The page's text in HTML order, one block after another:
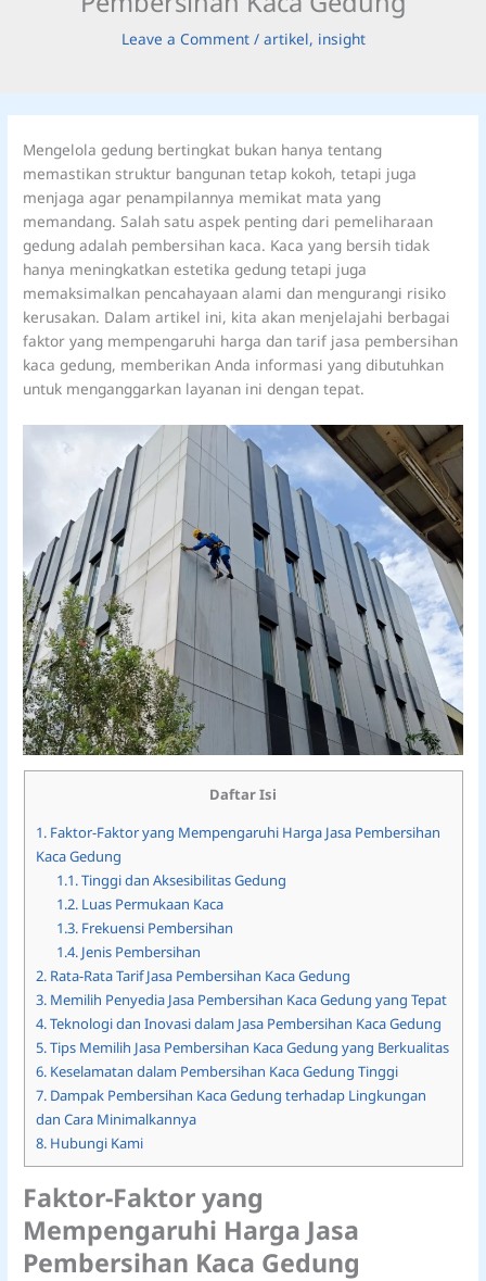
Leave a Comment / artikel, insight
Mengelola gedung bertingkat bukan hanya tentang
memastikan struktur bangunan tetap kokoh, tetapi juga
menjaga agar penampilannya memikat mata yang
memandang. Salah satu aspek penting dari pemeliharaan
gedung adalah pembersihan kaca. Kaca yang bersih tidak
hanya meningkatkan estetika gedung tetapi juga
memaksimalkan pencahayaan alami dan mengurangi risiko
kerusakan. Dalam artikel ini, kita akan menjelajahi berbagai
faktor yang mempengaruhi harga dan tarif jasa pembersihan
kaca gedung, memberikan Anda informasi yang dibutuhkan
untuk menganggarkan layanan ini dengan tepat.
Daftar Isi
1.Faktor-Faktor yang Mempengaruhi Harga Jasa Pembersihan
Kaca Gedung
1.1.Tinggi dan Aksesibilitas Gedung
1.2.Luas Permukaan Kaca
1.3.Frekuensi Pembersihan
1.4.Jenis Pembersihan
2.Rata-Rata Tarif Jasa Pembersihan Kaca Gedung
3.Memilih Penyedia Jasa Pembersihan Kaca Gedung yang Tepat
4.Teknologi dan Inovasi dalam Jasa Pembersihan Kaca Gedung
5.Tips Memilih Jasa Pembersihan Kaca Gedung yang Berkualitas
6.Keselamatan dalam Pembersihan Kaca Gedung Tinggi
7.Dampak Pembersihan Kaca Gedung terhadap Lingkungan
dan Cara Minimalkannya
8.Hubungi Kami
Faktor-Faktor yang
Mempengaruhi Harga Jasa
Pembersihan Kaca Gedung